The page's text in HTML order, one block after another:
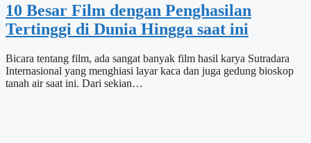
10 Besar Film dengan Penghasilan
Tertinggi di Dunia Hingga saat ini
Bicara tentang film, ada sangat banyak film hasil karya Sutradara
Internasional yang menghiasi layar kaca dan juga gedung bioskop
tanah air saat ini. Dari sekian…